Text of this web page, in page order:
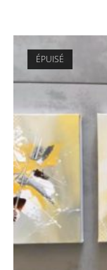
ÉPUISÉ